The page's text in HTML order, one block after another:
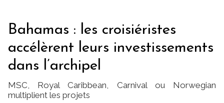
Bahamas : les croisiéristes
accélèrent leurs investissements
dans l’archipel
MSC, Royal Caribbean, Carnival ou Norwegian
multiplient les projets